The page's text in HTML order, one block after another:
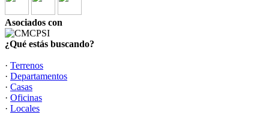
Asociados con
¿Qué estás buscando?
· Terrenos
· Departamentos
· Casas
· Oficinas
· Locales